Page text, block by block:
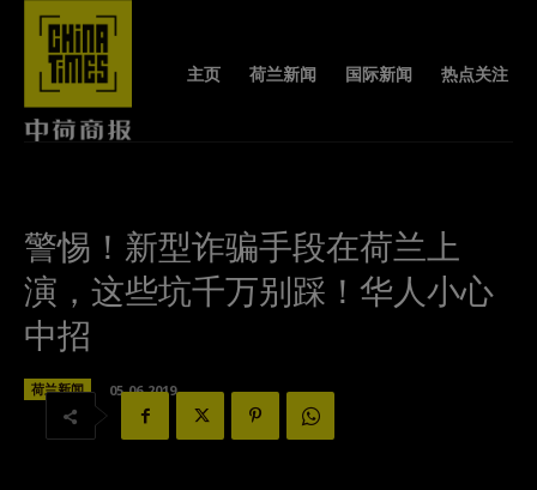
主页 荷兰新闻 国际新闻 热点关注
警惕！新型诈骗手段在荷兰上
演，这些坑千万别踩！华人小心
中招
荷兰新闻 05-06-2019